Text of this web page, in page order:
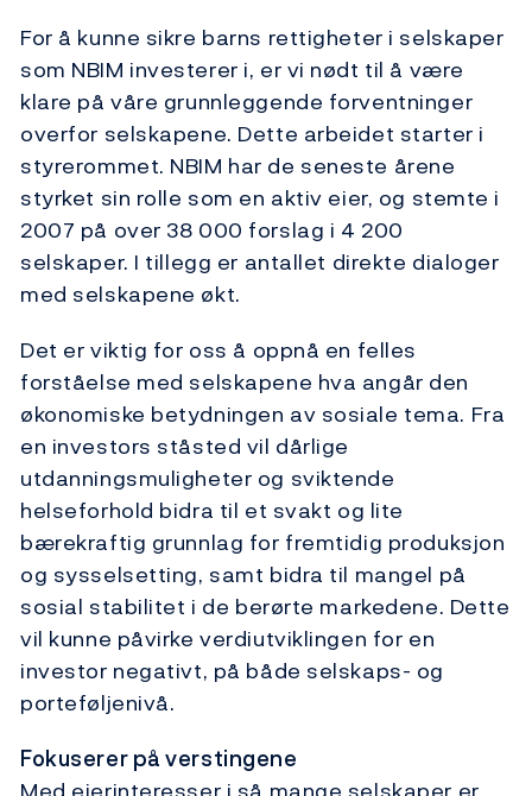
For å kunne sikre barns rettigheter i selskaper
som NBIM investerer i, er vi nødt til å være
klare på våre grunnleggende forventninger
overfor selskapene. Dette arbeidet starter i
styrerommet. NBIM har de seneste årene
styrket sin rolle som en aktiv eier, og stemte i
2007 på over 38 000 forslag i 4 200
selskaper. I tillegg er antallet direkte dialoger
med selskapene økt.
Det er viktig for oss å oppnå en felles
forståelse med selskapene hva angår den
økonomiske betydningen av sosiale tema. Fra
en investors ståsted vil dårlige
utdanningsmuligheter og sviktende
helseforhold bidra til et svakt og lite
bærekraftig grunnlag for fremtidig produksjon
og sysselsetting, samt bidra til mangel på
sosial stabilitet i de berørte markedene. Dette
vil kunne påvirke verdiutviklingen for en
investor negativt, på både selskaps- og
porteføljenivå.
Fokuserer på verstingene